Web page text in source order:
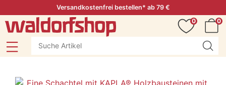
Versandkostenfrei bestellen* ab 79 €
0
0